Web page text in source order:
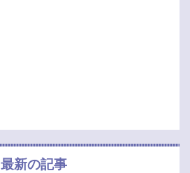
最新の記事